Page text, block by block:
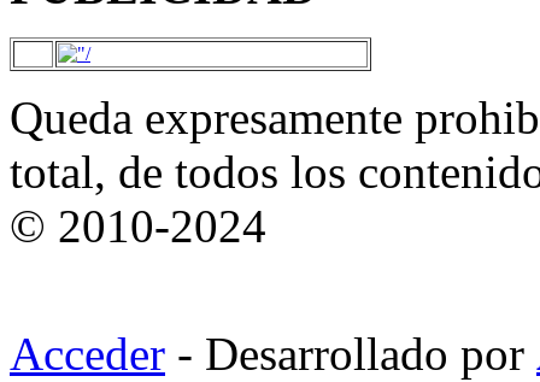
Queda expresamente
total, de todos los
© 2010-2024
Acceder - Desarrollado por